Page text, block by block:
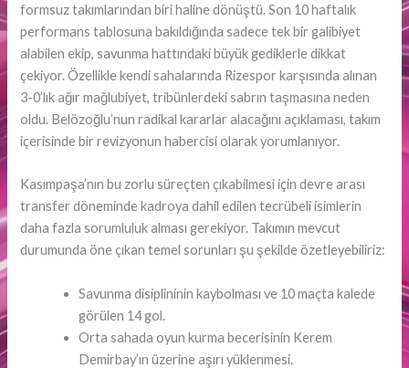
formsuz takımlarından biri haline dönüştü. Son 10 haftalık
performans tablosuna bakıldığında sadece tek bir galibiyet
alabilen ekip, savunma hattındaki büyük gediklerle dikkat
çekiyor. Özellikle kendi sahalarında Rizespor karşısında alınan
3-0’lık ağır mağlubiyet, tribünlerdeki sabrın taşmasına neden
oldu. Belözoğlu’nun radikal kararlar alacağını açıklaması, takım
içerisinde bir revizyonun habercisi olarak yorumlanıyor.
Kasımpaşa’nın bu zorlu süreçten çıkabilmesi için devre arası
transfer döneminde kadroya dahil edilen tecrübeli isimlerin
daha fazla sorumluluk alması gerekiyor. Takımın mevcut
durumunda öne çıkan temel sorunları şu şekilde özetleyebiliriz:
Savunma disiplininin kaybolması ve 10 maçta kalede
görülen 14 gol.
Orta sahada oyun kurma becerisinin Kerem
Demirbay’ın üzerine aşırı yüklenmesi.